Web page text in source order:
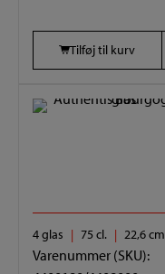
Tilføj til kurv
4 glas 75 cl. 22,6 cm
Varenummer (SKU):